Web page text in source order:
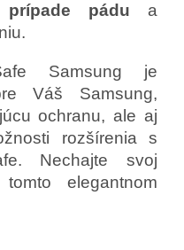
pádu a
Samsung je
Váš Samsung,
ochranu, ale aj
rozšírenia s
Nechajte svoj
elegantnom